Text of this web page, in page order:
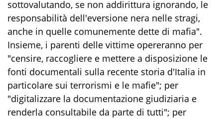
sottovalutando, se non addirittura ignorando, le
responsabilità dell'eversione nera nelle stragi,
anche in quelle comunemente dette di mafia".
Insieme, i parenti delle vittime opereranno per
"censire, raccogliere e mettere a disposizione le
fonti documentali sulla recente storia d'Italia in
particolare sui terrorismi e le mafie"; per
"digitalizzare la documentazione giudiziaria e
renderla consultabile da parte di tutti"; per